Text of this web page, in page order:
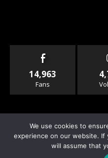
14,963
Fans
We use cookies to
experience on our website.
will assume that